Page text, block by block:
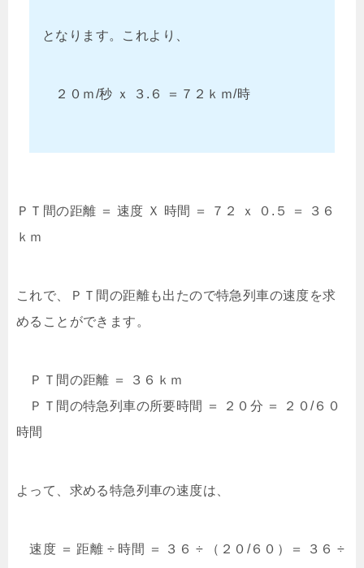
となります。これより、
２０ｍ/秒 ｘ ３.６ ＝７２ｋｍ/時
ＰＴ間の距離 ＝ 速度 Ｘ 時間 ＝ ７２ ｘ ０.５ ＝ ３６
ｋｍ
これで、ＰＴ間の距離も出たので特急列車の速度を求
めることができます。
ＰＴ間の距離 ＝ ３６ｋｍ
ＰＴ間の特急列車の所要時間 ＝ ２０分 ＝ ２０/６０
時間
よって、求める特急列車の速度は、
速度 ＝ 距離 ÷ 時間 ＝ ３６ ÷ （２０/６０）＝ ３６ ÷